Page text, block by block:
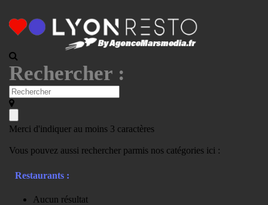
Rechercher :
Merci d'indiquer au moins 3 caractères
Vous pouvez aussi rechercher parmis nos catégories ici :
Restaurants :
Aucun résultat